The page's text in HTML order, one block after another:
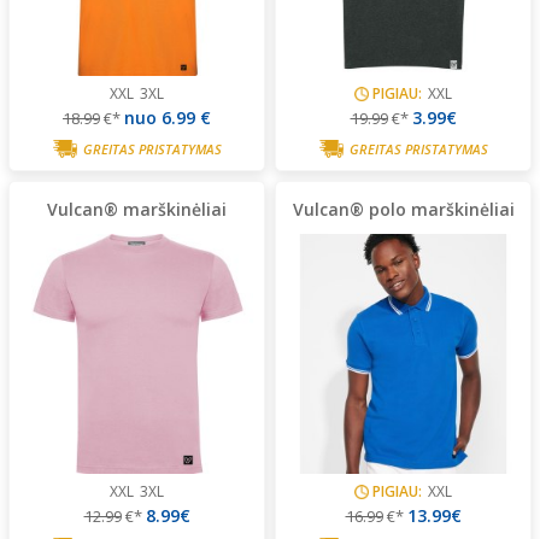
XXL 3XL
18.99€* nuo 6.99 €
GREITAS PRISTATYMAS
PIGIAU: XXL
19.99€* 3.99€
GREITAS PRISTATYMAS
Vulcan® marškinėliai
XXL 3XL
12.99€* 8.99€
Vulcan® polo marškinėliai
PIGIAU: XXL
16.99€* 13.99€